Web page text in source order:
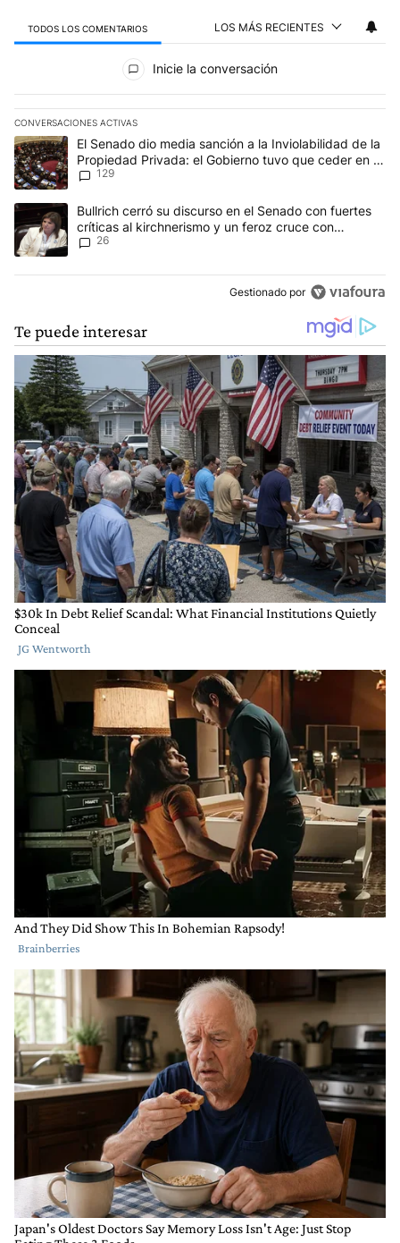
TODOS LOS COMENTARIOS LOS MÁS RECIENTES
Inicie la conversación
CONVERSACIONES ACTIVAS
Este listado muestra los artículos con más comentarios en los
Un artículo de tendencia con el título "El Senado dio media
El Senado dio media sanción a la Inviolabilidad de la
Propiedad Privada: el Gobierno tuvo que ceder en la
Ley del Manejo del Fuego
129
Un artículo de tendencia con el título "Bullrich cerró su discurso
Bullrich cerró su discurso en el Senado con fuertes
críticas al kirchnerismo y un feroz cruce con
Capitanich al que le gritó “¡cállate!”
26
Gestionado por